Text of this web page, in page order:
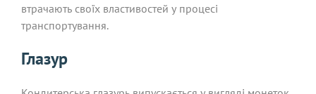
втрачають своїх властивостей у процесі
транспортування.
Глазур